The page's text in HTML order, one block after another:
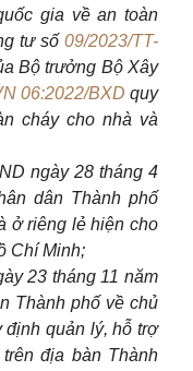
gia về an toàn
tư số 09/2023/TT-
Bộ trưởng Bộ Xây
06:2022/BXD quy
cháy cho nhà và
ngày 28 tháng 4
dân Thành phố
ở riêng lẻ hiện cho
Chí Minh;
23 tháng 11 năm
Thành phố về chủ
định quản lý, hỗ trợ
địa bàn Thành